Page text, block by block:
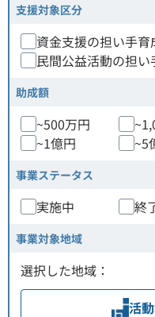
支援対象区分
資金支援の担い手育
民間公益活動の担い
助成額
~500万円
~1億円
~5
事業ステータス
実施中 終
事業対象地域
選択した地域：
活